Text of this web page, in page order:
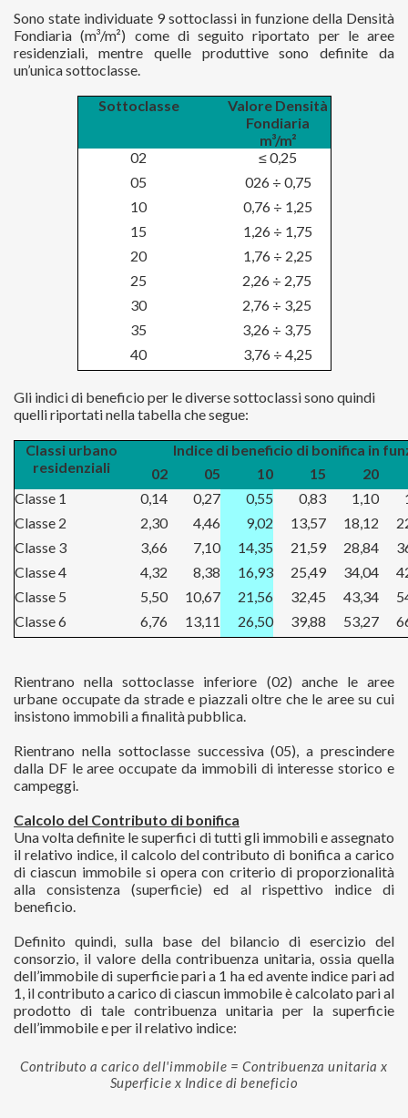
Sono state individuate 9 sottoclassi in funzione della Densità
Fondiaria (m³/m²) come di seguito riportato per le aree
residenziali, mentre quelle produttive sono definite da
un’unica sottoclasse.
Sottoclasse Valore Densità
Fondiaria
m³/m²
02
≤ 0,25
05
026 ÷ 0,75
10
0,76 ÷ 1,25
15
1,26 ÷ 1,75
20
1,76 ÷ 2,25
25
2,26 ÷ 2,75
30
2,76 ÷ 3,25
35
3,26 ÷ 3,75
40
3,76 ÷ 4,25
Gli indici di beneficio per le diverse sottoclassi sono quindi
quelli riportati nella tabella che segue:
Classi urbano
residenziali
Indice di beneficio di bonifica in
02
05 10 15
20
Classe 1
0,14 0,27 0,55 0,83 1,10
Classe 2
2,30 4,46 9,02 13,57 18,12
Classe 3
3,66 7,10 14,35 21,59 28,84
Classe 4
4,32 8,38 16,93 25,49 34,04
Classe 5
5,50 10,67 21,56 32,45 43,34
Classe 6
6,76 13,11 26,50 39,88 53,27
Rientrano nella sottoclasse inferiore (02) anche le aree
urbane occupate da strade e piazzali oltre che le aree su cui
insistono immobili a finalità pubblica.
Rientrano nella sottoclasse successiva (05), a prescindere
dalla DF le aree occupate da immobili di interesse storico e
campeggi.
Calcolo del Contributo di bonifica
Una volta definite le superfici di tutti gli immobili e assegnato
il relativo indice, il calcolo del contributo di bonifica a carico
di ciascun immobile si opera con criterio di proporzionalità
alla consistenza (superficie) ed al rispettivo indice di
beneficio.
Definito quindi, sulla base del bilancio di esercizio del
consorzio, il valore della contribuenza unitaria, ossia quella
dell’immobile di superficie pari a 1 ha ed avente indice pari ad
1, il contributo a carico di ciascun immobile è calcolato pari al
prodotto di tale contribuenza unitaria per la superficie
dell’immobile e per il relativo indice:
Contributo a carico dell'immobile = Contribuenza unitaria x
Superficie x Indice di beneficio